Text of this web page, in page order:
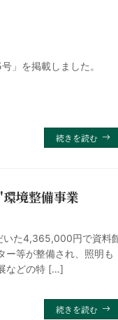
」を掲載しました。
続きを読む
境整備事業
いた4,365,000円で資料
ー等が整備され、照明も
などの特 […]
続きを読む